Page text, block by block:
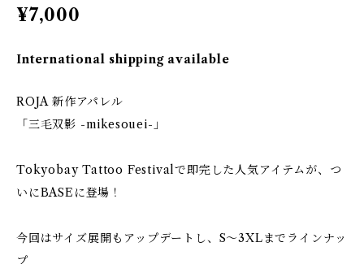
¥7,000
International shipping available
ROJA 新作アパレル
「三毛双影 -mikesouei-」
Tokyobay Tattoo Festivalで即完した人気アイテムが、つ
いにBASEに登場！
今回はサイズ展開もアップデートし、S〜3XLまでラインナッ
プ